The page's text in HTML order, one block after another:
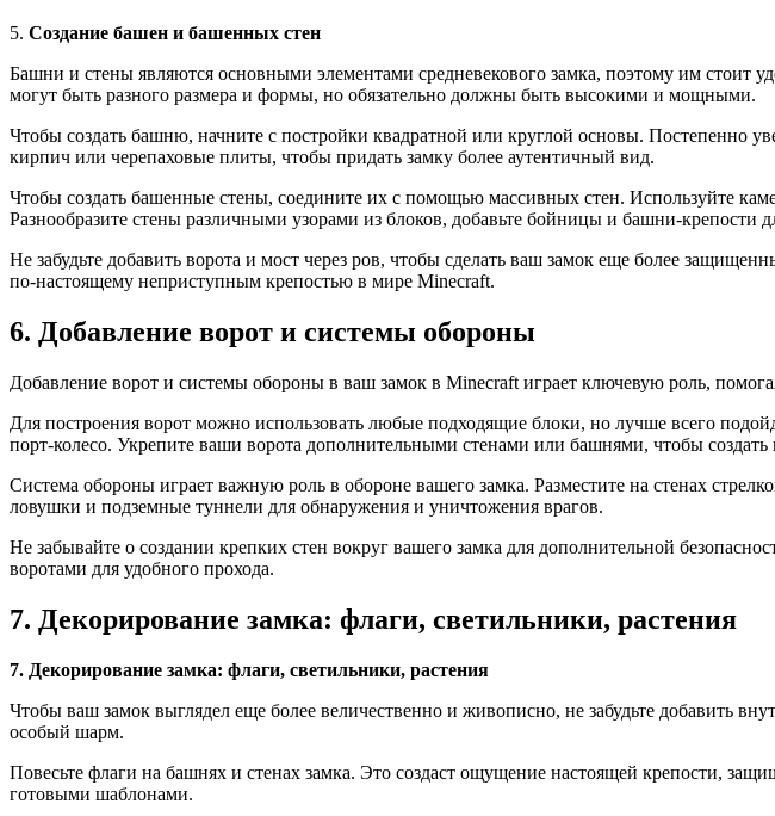
5. Создание башен и башенных стен
Башни и стены являются основными элементами средневекового замка, поэтому им стоит
могут быть разного размера и формы, но обязательно должны быть высокими и мощными.
Чтобы создать башню, начните с постройки квадратной или круглой основы. Постепенно
кирпич или черепаховые плиты, чтобы придать замку более аутентичный вид.
Чтобы создать башенные стены, соедините их с помощью массивных стен. Используйте
Разнообразите стены различными узорами из блоков, добавьте бойницы и башни-крепости
Не забудьте добавить ворота и мост через ров, чтобы сделать ваш замок еще более
по-настоящему неприступным крепостью в мире Minecraft.
6. Добавление ворот и системы обороны
Добавление ворот и системы обороны в ваш замок в Minecraft играет ключевую роль,
Для построения ворот можно использовать любые подходящие блоки, но лучше всего
порт-колесо. Укрепите ваши ворота дополнительными стенами или башнями, чтобы создать
Система обороны играет важную роль в обороне вашего замка. Разместите на стенах
ловушки и подземные туннели для обнаружения и уничтожения врагов.
Не забывайте о создании крепких стен вокруг вашего замка для дополнительной
воротами для удобного прохода.
7. Декорирование замка: флаги, светильники, растения
7. Декорирование замка: флаги, светильники, растения
Чтобы ваш замок выглядел еще более величественно и живописно, не забудьте добавить
особый шарм.
Повесьте флаги на башнях и стенах замка. Это создаст ощущение настоящей крепости,
готовыми шаблонами.